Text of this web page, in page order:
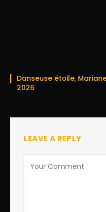
Danseuse étoile,
2026
LEAVE A REPLY